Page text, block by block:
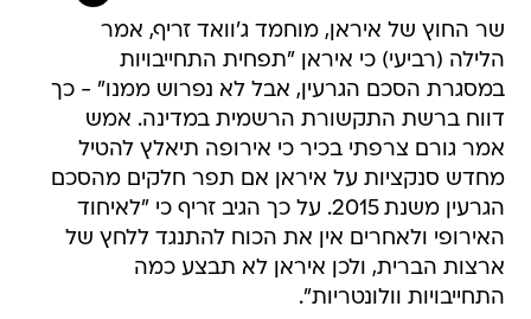
שר החוץ של איראן, מוחמד ג'וואד זריף, אמר
הלילה (רביעי) כי איראן "תפחית התחייבויות
במסגרת הסכם הגרעין, אבל לא נפרוש ממנו" - כך
דווח ברשת התקשורת הרשמית במדינה. אמש
אמר גורם צרפתי בכיר כי אירופה תיאלץ להטיל
מחדש סנקציות על איראן אם תפר חלקים מהסכם
הגרעין משנת 2015. על כך הגיב זריף כי "לאיחוד
האירופי ולאחרים אין את הכוח להתנגד ללחץ של
ארצות הברית, ולכן איראן לא תבצע כמה
התחייבויות וולונטריות".